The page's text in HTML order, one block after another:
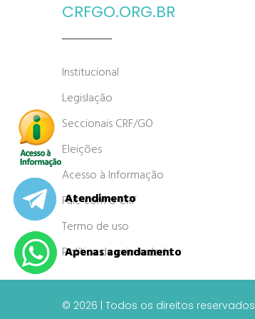
Atendimento
Apenas agendamento
CRFGO.ORG.BR
Institucional
Legislação
Seccionais CRF/GO
Eleições
Acesso à Informação
Fale com o CRF
Termo de uso
Política de privacidade
© 2026 | Todos os direitos reservados
Atendimento
Apenas agendamento